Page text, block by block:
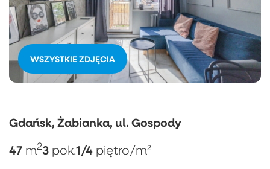
WSZYSTKIE ZDJĘCIA
Gdańsk, Żabianka, ul. Gospody
47 m23 pok.1/4 piętro/m²